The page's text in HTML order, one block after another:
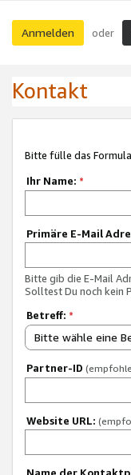
Anmelden oder
Kontakt
Bitte fülle das
Ihr Name: *
Primäre E-Mail
Bitte gib die E-Mail
Solltest Du noch kein
Betreff: *
Bitte wähle eine
Partner-ID
Website URL: